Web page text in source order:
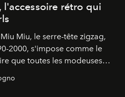
l'accessoire rétro qui
Miu, le serre-tête zigzag,
2000, s'impose comme le
que toutes les modeuses